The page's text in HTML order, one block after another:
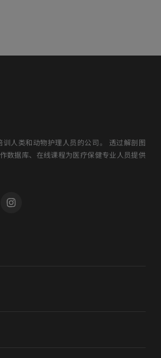
训人类和动物护理人员的公司。 透过解剖图
数据库、在线课程为医疗保健专业人员提供